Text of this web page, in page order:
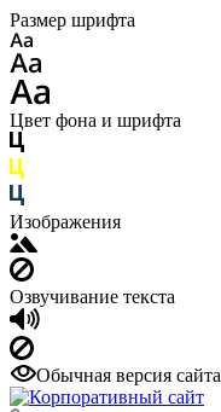
Размер шрифта
Цвет фона и шрифта
Изображения
Озвучивание текста
Обычная версия сайта